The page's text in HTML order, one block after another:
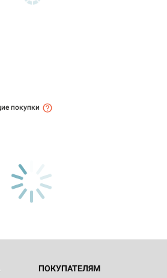
покупки
ПОКУПАТЕЛЯМ